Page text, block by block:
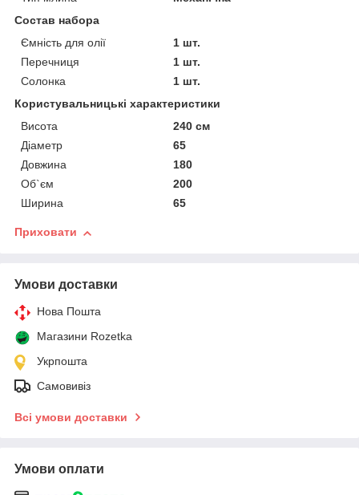
Состав набора
Ємність для олії
1 шт.
Перечниця
1 шт.
Солонка
1 шт.
Користувальницькі характеристики
Висота
240 см
Діаметр
65
Довжина
180
Об`єм
200
Ширина
65
Приховати
Умови доставки
Нова Пошта
Магазини Rozetka
Укрпошта
Самовивіз
Всі умови доставки
Умови оплати